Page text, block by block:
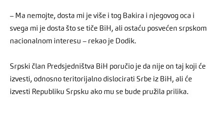
– Ma nemojte, dosta mi je više i tog Bakira i njegovog oca i
svega mi je dosta što se tiče BiH, ali ostaću posvećen srpskom
nacionalnom interesu – rekao je Dodik.
Srpski član Predsjedništva BiH poručio je da nije on taj koji će
izvesti, odnosno teritorijalno dislocirati Srbe iz BiH, ali će
izvesti Republiku Srpsku ako mu se bude pružila prilika.